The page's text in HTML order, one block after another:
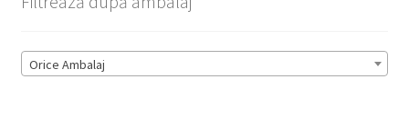
Orice Ambalaj